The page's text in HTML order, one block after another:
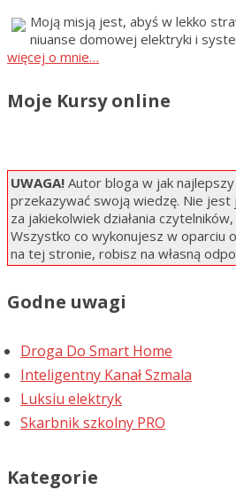
Moją misją jest, abyś w lekko
niuanse domowej elektryki i
więcej o mnie…
Moje Kursy online
UWAGA! Autor bloga w jak
przekazywać swoją wiedzę. Nie jest
za jakiekolwiek działania
Wszystko co wykonujesz w oparciu
na tej stronie, robisz na własną
Godne uwagi
Droga Do Smart Home
Inteligentny Kanał Szmala
Luksiu elektryk
Skarbnik szkolny PRO
Kategorie